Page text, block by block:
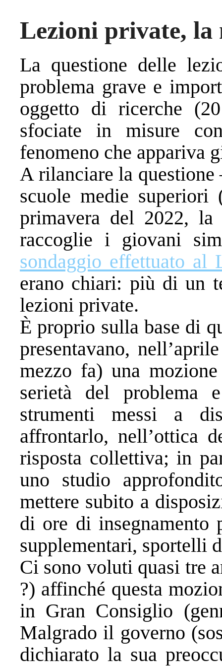
Lezioni private, la
La questione delle
problema grave e
oggetto di ricerche
sfociate in misure
fenomeno che appariva
A rilanciare la questione
scuole medie
primavera del 2022, la
raccoglie i giovani
sondaggio effettuato al
erano chiari: più di un
lezioni private.
È proprio sulla base di
presentavano,
mezzo fa) una
serietà del problema
strumenti messi a
affrontarlo, nell’ottica
risposta collettiva; in
uno studio
mettere subito a
di ore di insegnamento
supplementari, sportelli
Ci sono voluti quasi tre
?) affinché questa
in Gran Consiglio
Malgrado il governo
dichiarato la sua